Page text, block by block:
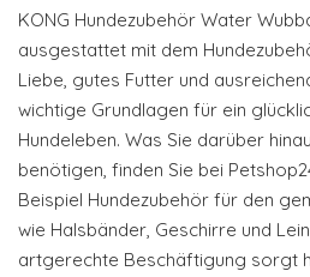
KONG Hundezubehör Water
ausgestattet mit dem
Liebe, gutes Futter und
wichtige Grundlagen für ein
Hundeleben. Was Sie darüber
benötigen, finden Sie bei
Beispiel Hundezubehör für den
wie Halsbänder, Geschirre und
artgerechte Beschäftigung sorgt